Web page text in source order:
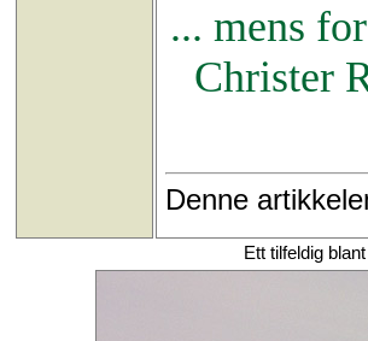
... mens
Christer
Denne
Ett tilfeldig